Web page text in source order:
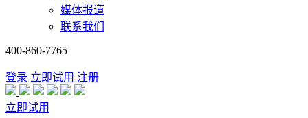
媒体报道
联系我们
400-860-7765
登录 立即试用 注册
立即试用